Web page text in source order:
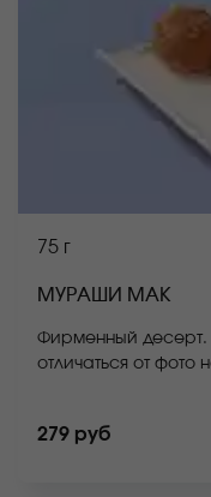
75 г
МУРАШИ МАК
Фирменный
отличаться от фото
279 руб